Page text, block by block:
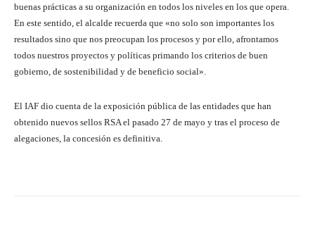
buenas prácticas a su organización en todos los niveles en los que opera.
En este sentido, el alcalde recuerda que «no solo son importantes los
resultados sino que nos preocupan los procesos y por ello, afrontamos
todos nuestros proyectos y políticas primando los criterios de buen
gobierno, de sostenibilidad y de beneficio social».
El IAF dio cuenta de la exposición pública de las entidades que han
obtenido nuevos sellos RSA el pasado 27 de mayo y tras el proceso de
alegaciones, la concesión es definitiva.